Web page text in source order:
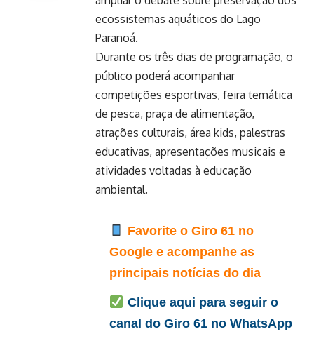
ecossistemas aquáticos do Lago
Paranoá.
Durante os três dias de programação, o
público poderá acompanhar
competições esportivas, feira temática
de pesca, praça de alimentação,
atrações culturais, área kids, palestras
educativas, apresentações musicais e
atividades voltadas à educação
ambiental.
Favorite o Giro 61 no
Google e acompanhe as
principais notícias do dia
Clique aqui para seguir o
canal do Giro 61 no WhatsApp